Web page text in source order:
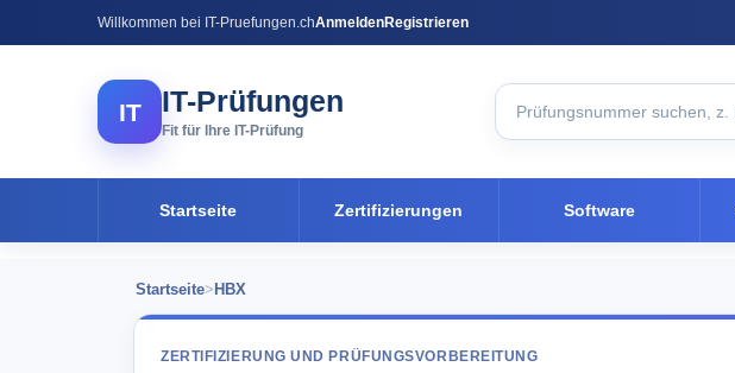
Willkommen bei IT-Pruefungen.chAnmeldenRegistrieren
IT IT-Prüfungen
Fit für Ihre IT-Prüfung
Startseite Zertifizierungen Software
Startseite> HBX
ZERTIFIZIERUNG UND PRÜFUNGSVORBEREITUNG